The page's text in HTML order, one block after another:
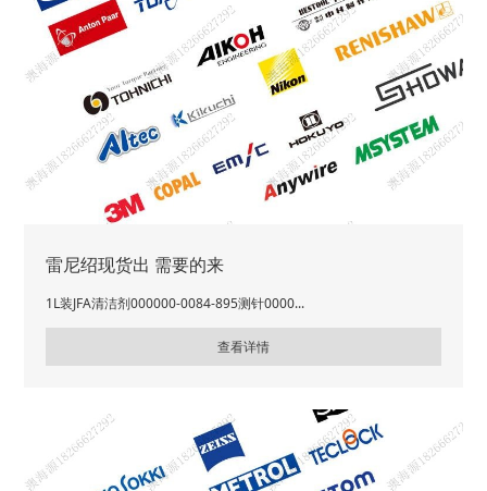
雷尼绍现货出 需要的来
1L装JFA清洁剂000000-0084-895测针0000...
查看详情